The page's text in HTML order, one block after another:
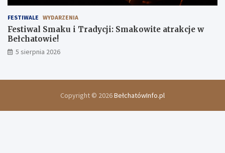
FESTIWALE WYDARZENIA
Festiwal Smaku i Tradycji: Smakowite atrakcje w
Bełchatowie!
5 sierpnia 2026
Copyright © 2026BełchatówInfo.pl